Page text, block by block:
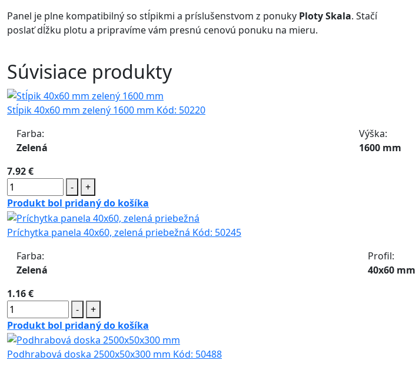
Panel je plne kompatibilný so stĺpikmi a príslušenstvom z ponuky Ploty Skala. Stačí
poslať dĺžku plotu a pripravíme vám presnú cenovú ponuku na mieru.
Súvisiace produkty
Stĺpik 40x60 mm zelený 1600 mm Kód: 50220
Farba:
Zelená
Výška:
1600 mm
7.92 €
-
+
Produkt bol pridaný do košíka
Príchytka panela 40x60, zelená priebežná Kód: 50245
Farba:
Zelená
Profil:
40x60 mm
1.16 €
-
+
Produkt bol pridaný do košíka
Podhrabová doska 2500x50x300 mm Kód: 50488